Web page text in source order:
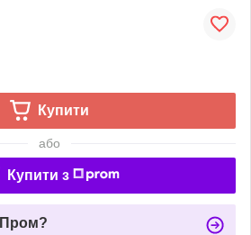
Купити
або
Купити з
Пром?